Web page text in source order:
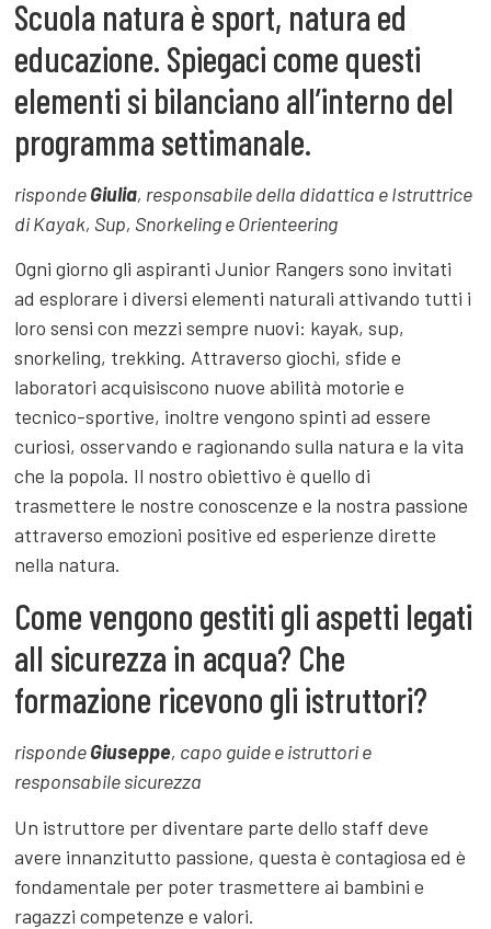
Scuola natura è sport, natura ed
educazione. Spiegaci come questi
elementi si bilanciano all’interno del
programma settimanale.
rispondeGiulia, responsabile della didattica e Istruttrice
di Kayak, Sup, Snorkeling e Orienteering
Ogni giorno gli aspiranti Junior Rangers sono invitati
ad esplorare i diversi elementi naturaliattivando tutti i
loro sensi con mezzi sempre nuovi: kayak, sup,
snorkeling, trekking. Attraverso giochi, sfide e
laboratori acquisiscono nuove abilità motorie e
tecnico-sportive, inoltre vengono spinti ad essere
curiosi, osservando e ragionando sulla natura e la vita
che la popola. Il nostro obiettivo è quello di
trasmettere le nostre conoscenze e la nostra passione
attraverso emozioni positive ed esperienze dirette
nella natura.
Come vengono gestiti gli aspetti legati
all sicurezza in acqua? Che
formazione ricevono gli istruttori?
rispondeGiuseppe, capo guide e istruttori e
responsabile sicurezza
Un istruttore per diventare parte dello staff deve
avere innanzitutto passione, questa è contagiosa ed è
fondamentale per poter trasmettere ai bambini e
ragazzi competenze e valori.